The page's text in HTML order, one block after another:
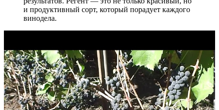
и продуктивный сорт, который порадует каждого
винодела.